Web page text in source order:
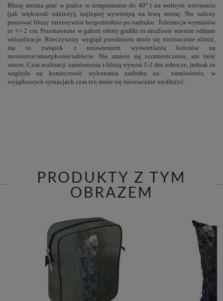
Bluzę można prać w pralce w temperaturze do 40° i na wolnym wirowaniu
(jak większość odzieży), najlepiej wywiniętą na lewą stronę. Nie należy
prasować bluzy intensywnie bezpośrednio po nadruku. Tolerancja wymiarów
to +/- 2 cm. Przestawione w galerii oferty grafiki to możliwie wiernie oddane
wizualizacje. Rzeczywisty wygląd przedmiotu może się nieznacznie różnić,
ma to związek z ustawieniem wyświetlania kolorów na
monitorze/smartphonie/tablecie. Nie zmieni się rozmieszczenie, ani treść
wzoru. Czas realizacji zamówienia z bluzą wynosi 1-2 dni robocze, jednak ze
względu na konieczność wykonania nadruku na zamówienie, w
wyjątkowych sytuacjach czas ten może się nieznacznie wydłużyć.
PRODUKTY Z TYM
OBRAZEM